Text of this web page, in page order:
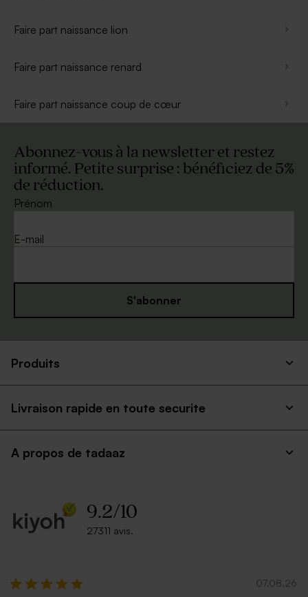
Faire part naissance lion
Faire part naissance renard
Faire part naissance coup de cœur
Abonnez-vous à la newsletter et restez
informé. Petite surprise : bénéficiez de 5%
de réduction.
Prénom
E-mail
S'abonner
Produits
Livraison rapide en toute securite
A propos de tadaaz
9.2/10
27311 avis.
07.08.26